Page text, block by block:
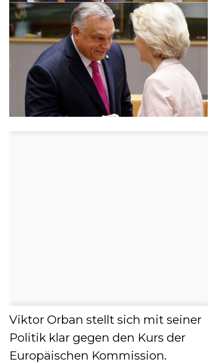
Viktor Orban stellt sich mit seiner
Politik klar gegen den Kurs der
Europäischen Kommission.